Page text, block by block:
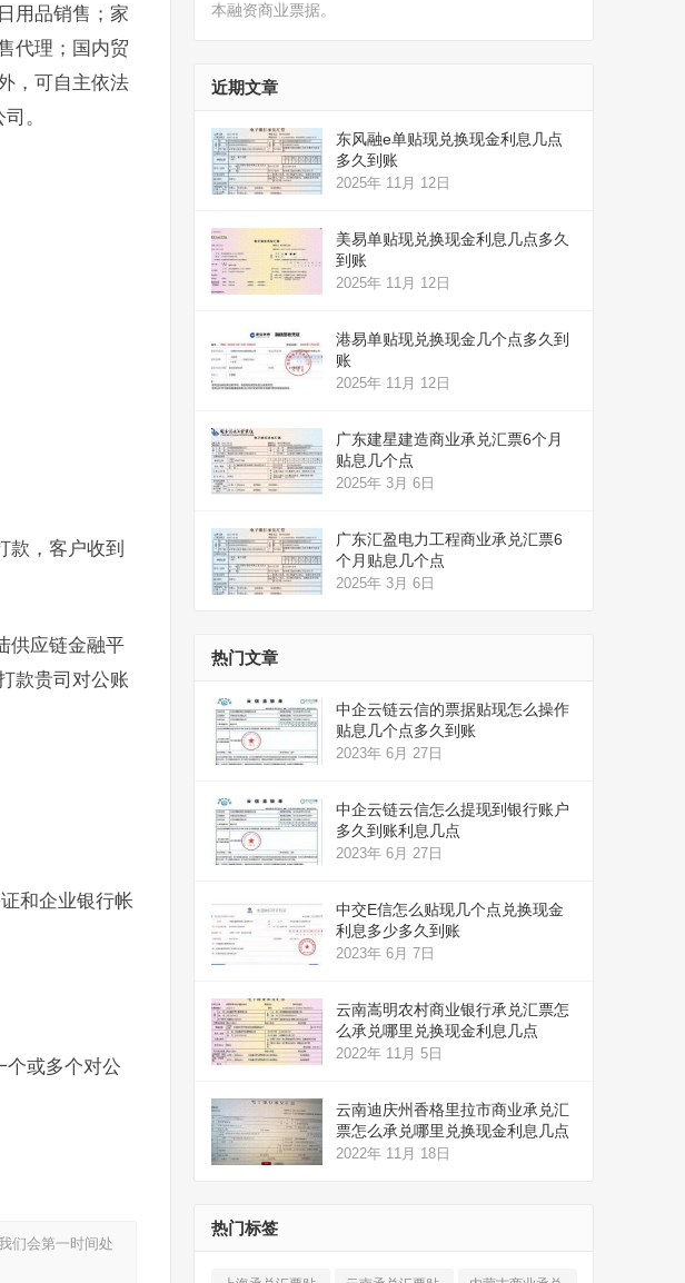
用品销售；家
代理；国内贸
，可自主依法
。
款，客户收到
供应链金融平
款贵司对公账
和企业银行帐
个或多个对公
们会第一时间处
本融资商业票据。
近期文章
东风融e单贴现兑换现金利息几点
多久到账
2025年 11月 12日
美易单贴现兑换现金利息几点多久
到账
2025年 11月 12日
港易单贴现兑换现金几个点多久到
账
2025年 11月 12日
广东建星建造商业承兑汇票6个月
贴息几个点
2025年 3月 6日
广东汇盈电力工程商业承兑汇票6
个月贴息几个点
2025年 3月 6日
热门文章
中企云链云信的票据贴现怎么操作
贴息几个点多久到账
2023年 6月 27日
中企云链云信怎么提现到银行账户
多久到账利息几点
2023年 6月 27日
中交E信怎么贴现几个点兑换现金
利息多少多久到账
2023年 6月 7日
云南嵩明农村商业银行承兑汇票怎
么承兑哪里兑换现金利息几点
2022年 11月 5日
云南迪庆州香格里拉市商业承兑汇
票怎么承兑哪里兑换现金利息几点
2022年 11月 18日
热门标签